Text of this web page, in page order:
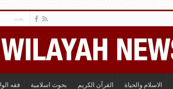
الاسلام والحياة القرآن الكريم بحوث اسلامية فقه